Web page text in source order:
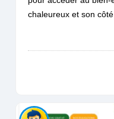
chaleureux et son côté